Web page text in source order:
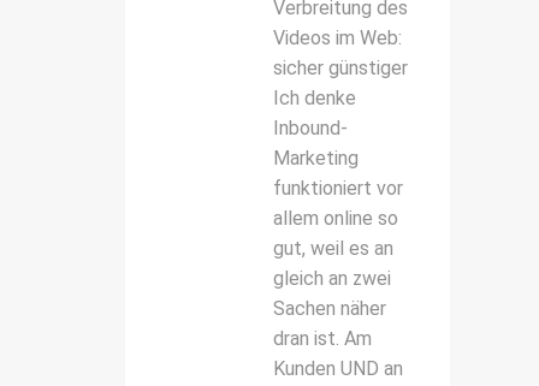
Verbreitung des
Videos im Web:
sicher günstiger
Ich denke
Inbound-
Marketing
funktioniert vor
allem online so
gut, weil es an
gleich an zwei
Sachen näher
dran ist. Am
Kunden UND an